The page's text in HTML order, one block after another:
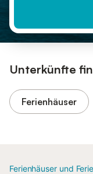
Unterkünfte
Ferienhäuser
Ferienhäuser und